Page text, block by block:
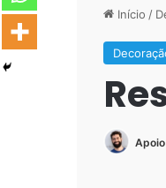
Início /